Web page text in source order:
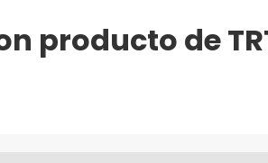
producto de